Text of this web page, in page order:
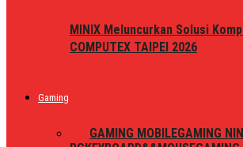
MINIX Meluncurkan Solusi
COMPUTEX TAIPEI 2026
Gaming
GAMING MOBILEGAMING